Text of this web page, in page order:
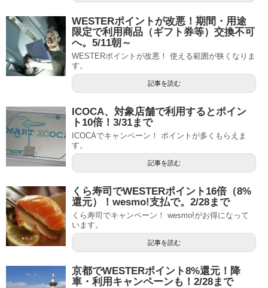
WESTERポイントが改悪！期間・用途
限定で利用商品（ギフト券等）交換不可
へ。5/11朝～
WESTERポイントが改悪！ 使える範囲が狭くなりま
す。
記事を読む
ICOCA、対象店舗で利用するとポイン
ト10倍！3/31まで
ICOCAでキャンペーン！ ポイントが多くもらえま
す。
記事を読む
くら寿司でWESTERポイント16倍（8%
還元）！wesmo!支払で。2/28まで
くら寿司でキャンペーン！ wesmo!がお得になって
います。
記事を読む
京都でWESTERポイント8%還元！降
車・利用キャンペーンも！2/28まで